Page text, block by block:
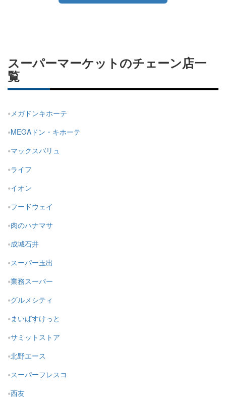
スーパーマーケットのチェーン店一
覧
メガドンキホーテ
MEGAドン・キホーテ
マックスバリュ
ライフ
イオン
フードウェイ
肉のハナマサ
成城石井
スーパー玉出
業務スーパー
グルメシティ
まいばすけっと
サミットストア
北野エース
スーパーフレスコ
西友